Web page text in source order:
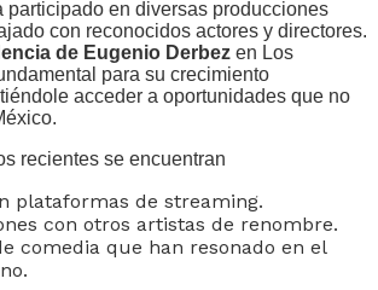
participado en diversas producciones
con reconocidos actores y directores.
de Eugenio Derbez en Los
para su crecimiento
acceder a oportunidades que no
recientes se encuentran
plataformas de streaming.
con otros artistas de renombre.
comedia que han resonado en el